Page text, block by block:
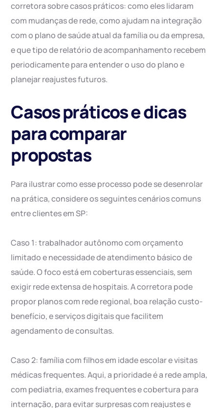
corretora sobre casos práticos: como eles lidaram
com mudanças de rede, como ajudam na integração
com o plano de saúde atual da família ou da empresa,
e que tipo de relatório de acompanhamento recebem
periodicamente para entender o uso do plano e
planejar reajustes futuros.
Casos práticos e dicas
para comparar
propostas
Para ilustrar como esse processo pode se desenrolar
na prática, considere os seguintes cenários comuns
entre clientes em SP:
Caso 1: trabalhador autônomo com orçamento
limitado e necessidade de atendimento básico de
saúde. O foco está em coberturas essenciais, sem
exigir rede extensa de hospitais. A corretora pode
propor planos com rede regional, boa relação custo-
benefício, e serviços digitais que facilitem
agendamento de consultas.
Caso 2: família com filhos em idade escolar e visitas
médicas frequentes. Aqui, a prioridade é a rede ampla,
com pediatria, exames frequentes e cobertura para
internação, para evitar surpresas com reajustes e